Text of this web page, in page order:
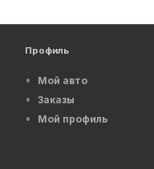
Профиль
Мой авто
Заказы
Мой профиль